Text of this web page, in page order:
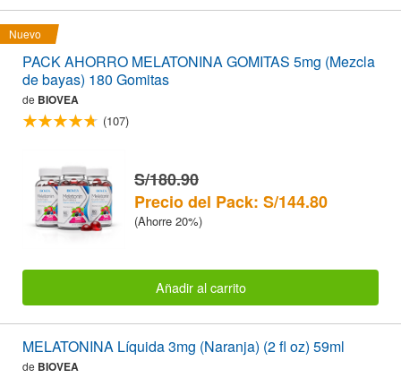
Nuevo
PACK AHORRO MELATONINA GOMITAS 5mg (Mezcla
de bayas) 180 Gomitas
de BIOVEA
(107)
S/180.90
Precio del Pack: S/144.80
(Ahorre 20%)
Añadir al carrito
MELATONINA Líquida 3mg (Naranja) (2 fl oz) 59ml
de BIOVEA